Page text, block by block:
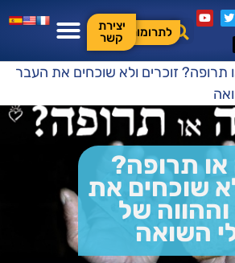
לתרומות
יצירת
קשר
תרופה? זוכרים ולא שוכחים את העבר
תרופה?
שוכחים את
של
השואה